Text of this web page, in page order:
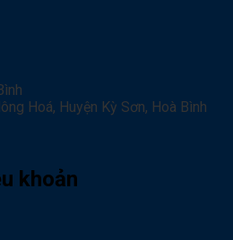
Hoá, Huyện Kỳ Sơn, Hoà Bình
khoản